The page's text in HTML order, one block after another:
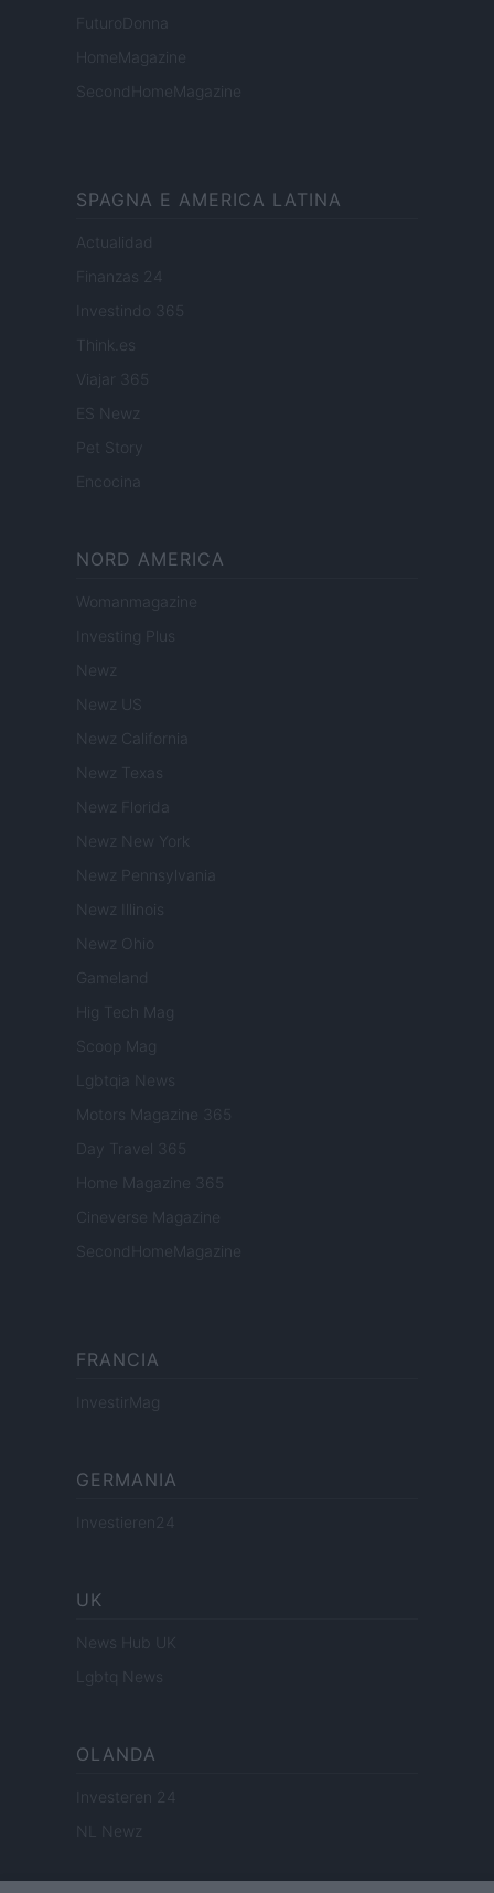
FuturoDonna
HomeMagazine
SecondHomeMagazine
SPAGNA E AMERICA LATINA
Actualidad
Finanzas 24
Investindo 365
Think.es
Viajar 365
ES Newz
Encocina
NORD AMERICA
Womanmagazine
Investing Plus
Newz
Newz US
Newz California
Newz Texas
Newz Florida
Newz New York
Newz Pennsylvania
Newz Illinois
Newz Ohio
Gameland
Hig Tech Mag
Scoop Mag
Lgbtqia News
Motors Magazine 365
Day Travel 365
Home Magazine 365
Cineverse Magazine
SecondHomeMagazine
FRANCIA
InvestirMag
GERMANIA
Investieren24
UK
News Hub UK
Lgbtq News
OLANDA
Investeren 24
NL Newz